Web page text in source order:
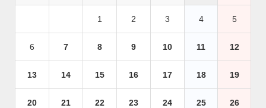
1 2 3 4 5
6 7 8 9 10 11 12
13 14 15 16 17 18 19
20 21 22 23 24 25 26